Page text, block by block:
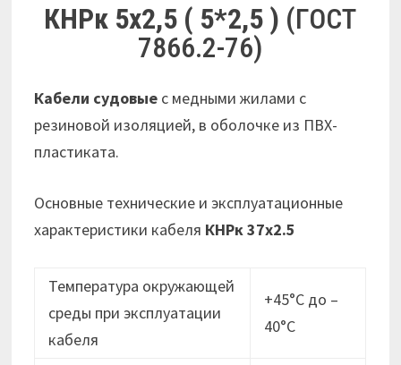
КНРк 5х2,5 ( 5*2,5 ) (ГОСТ
7866.2-76)
Кабели судовые с медными жилами с
резиновой изоляцией, в оболочке из ПВХ-
пластиката.
Основные технические и эксплуатационные
характеристики кабеля КНРк 37х2.5
Температура окружающей
среды при эксплуатации
кабеля
+45°С до –
40°С